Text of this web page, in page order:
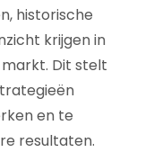
historische
krijgen in
Dit stelt
en te
resultaten.